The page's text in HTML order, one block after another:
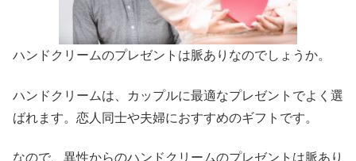
ハンドクリームのプレゼントは脈ありなのでしょうか。
ハンドクリームは、カップルに最適なプレゼントでよく選
ばれます。恋人同士や夫婦におすすめのギフトです。
なので、 異性からのハンドクリームのプレゼントは脈あり